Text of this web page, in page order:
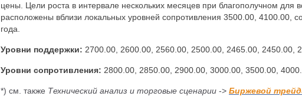
цены. Цели роста в интервале нескольких месяцев при благополучном для
расположены вблизи локальных уровней сопротивления 3500.00, 4100.00,
года.
Уровни поддержки: 2700.00, 2600.00, 2560.00, 2500.00, 2465.00, 2450.00,
Уровни сопротивления: 2800.00, 2850.00, 2900.00, 3000.00, 3500.00,
*) см. также Технический анализ и торговые сценарии -> Биржевой